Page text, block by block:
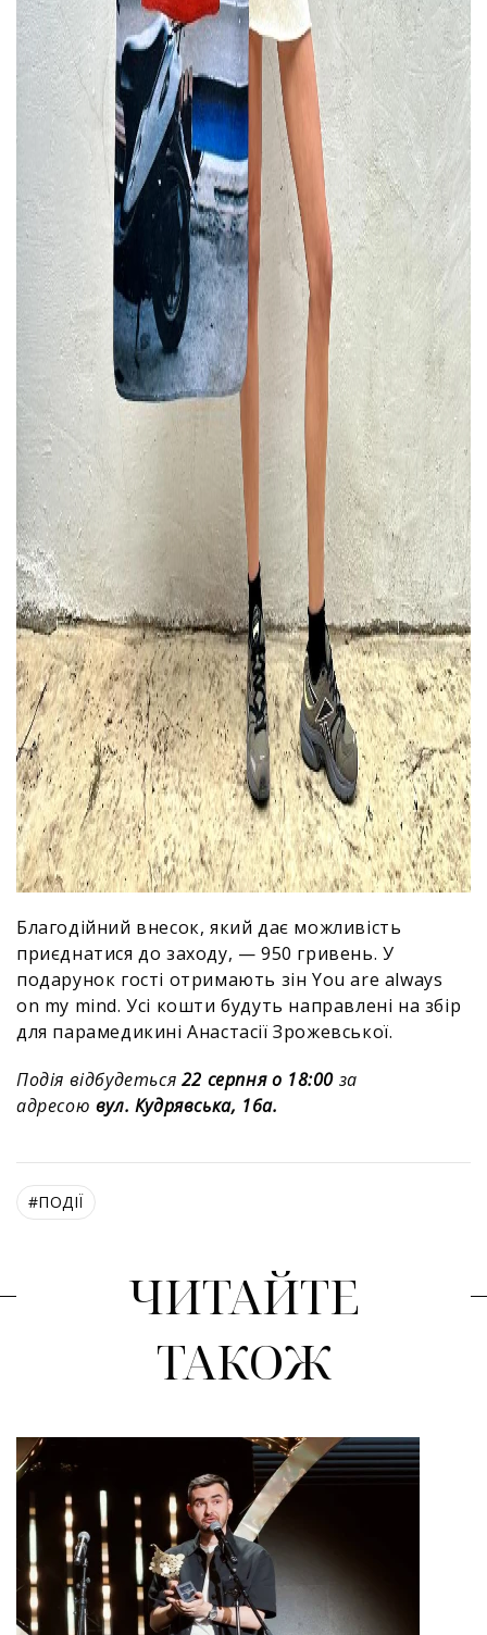
Благодійний внесок, який дає можливість
приєднатися до заходу, — 950 гривень. У
подарунок гості отримають зін You are always
on my mind. Усі кошти будуть направлені на збір
для парамедикині Анастасії Зрожевської.
Подія відбудеться 22 серпня о 18:00 за
адресою вул. Кудрявська, 16а.
#ПОДІЇ
ЧИТАЙТЕ
ТАКОЖ